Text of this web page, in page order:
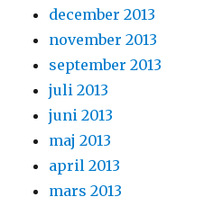
december 2013
november 2013
september 2013
juli 2013
juni 2013
maj 2013
april 2013
mars 2013